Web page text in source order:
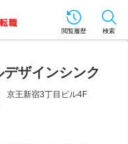
閲覧履歴 検索
ザインシンク
京王新宿3丁目ビル4F